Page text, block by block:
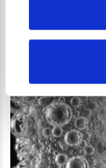
Agricultura